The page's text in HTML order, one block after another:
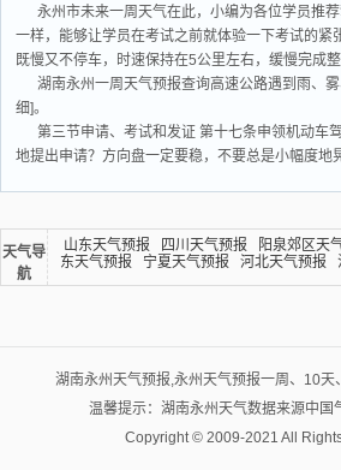
永州市未来一周天气在此，小编为各位学员推
一样，能够让学员在考试之前就体验一下考试的
既慢又不停车，时速保持在5公里左右，缓慢完成
湖南永州一周天气预报查询高速公路遇到雨、
细]。
第三节申请、考试和发证 第十七条申领机动车
地提出申请？方向盘一定要稳，不要总是小幅度地
天气导
航
山东天气预报 四川天气预报 阳泉郊区天
东天气预报
宁夏天气预报 河北天气预报
湖南永州天气预报,永州天气预报一周、10
温馨提示：湖南永州天气数据来源中国
Copyright © 2009-2021 All